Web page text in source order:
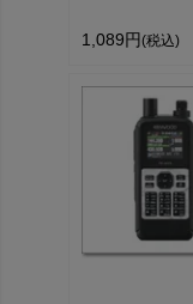
1,089円 (税込)